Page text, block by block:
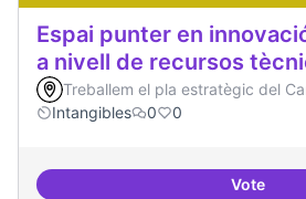
Espai punter en
a nivell de recursos
Treballem el pla estratègic del
Intangibles
0 0
VoteEspai